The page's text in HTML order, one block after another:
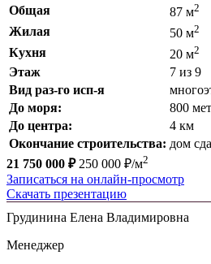
Общая
87 м2
Жилая 50 м2
Кухня 20 м2
Этаж
7 из 9
Вид раз-го исп-я
До моря:
800
До центра:
4 км
Окончание строительства: дом
21 750 000 ₽ 250 000 ₽/м2
Записаться на онлайн-просмотр
Скачать презентацию
Грудинина Елена Владимировна
Менеджер